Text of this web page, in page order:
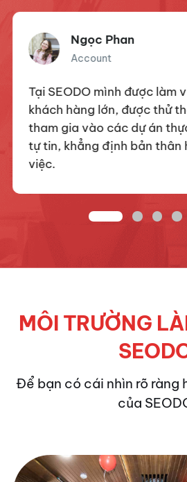
Ngọc Phan
Account
Tại SEODO mình được làm
khách hàng lớn, được thử
tham gia vào các dự án
tự tin, khẳng định bản thân
việc.
MÔI TRƯỜNG
Để bạn có cái nhìn rõ ràng
của